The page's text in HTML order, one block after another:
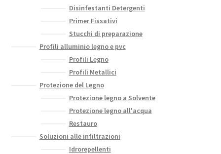
Disinfestanti Detergenti
Primer Fissativi
Stucchi di preparazione
Profili alluminio legno e pvc
Profili Legno
Profili Metallici
Protezione del Legno
Protezione legno a Solvente
Protezione legno all'acqua
Restauro
Soluzioni alle infiltrazioni
Idrorepellenti